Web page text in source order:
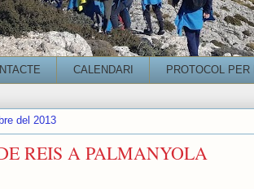
CALENDARI PROTOCOL
del 2013
REIS A PALMANYOLA